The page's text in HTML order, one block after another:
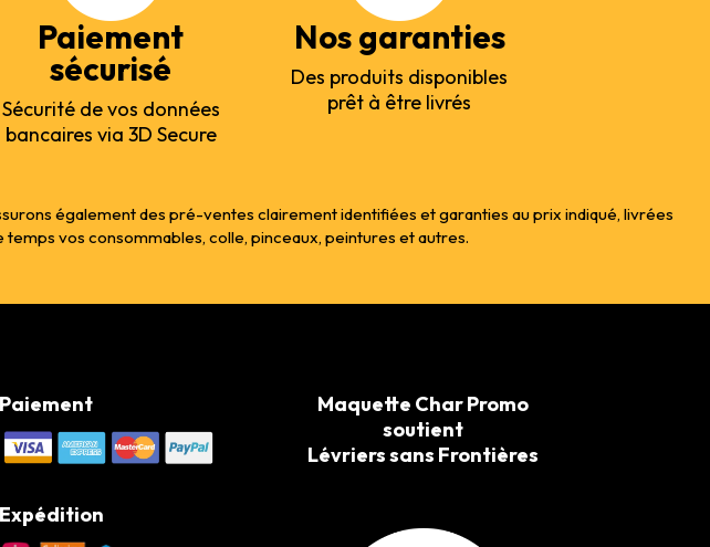
Paiement
sécurisé
Sécurité de vos données
bancaires via 3D Secure
Nos garanties
Des produits disponibles
prêt à être livrés
également des pré-ventes clairement identifiées et garanties au prix indiqué, livrées
vos consommables, colle, pinceaux, peintures et autres.
Paiement
Expédition
Maquette Char Promo
soutient
Lévriers sans Frontières